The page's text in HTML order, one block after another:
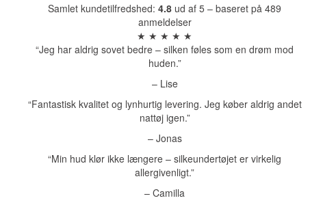
Samlet kundetilfredshed:4.8 ud af 5 – baseret på 489
anmeldelser
★ ★ ★ ★ ★
“Jeg har aldrig sovet bedre – silken føles som en drøm mod
huden.”
– Lise
“Fantastisk kvalitet og lynhurtig levering. Jeg køber aldrig andet
nattøj igen.”
– Jonas
“Min hud klør ikke længere – silkeundertøjet er virkelig
allergivenligt.”
– Camilla